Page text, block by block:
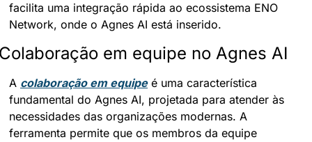
facilita uma integração rápida ao ecossistema ENO
Network, onde o Agnes AI está inserido.
em equipe no Agnes AI
A colaboração em equipe é uma característica
fundamental do Agnes AI, projetada para atender às
necessidades das organizações modernas. A